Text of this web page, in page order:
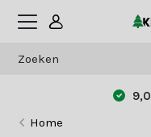
9,0
Home